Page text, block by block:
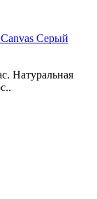
Серый
Натуральная